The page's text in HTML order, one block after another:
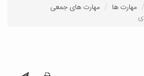
مهارت ها
مهارت های جمعی